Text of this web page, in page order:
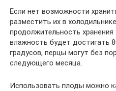
Если нет возможности
разместить их в
продолжительность хранения
влажность будет достигать
градусов, перцы могут без
следующего месяца.
Использовать плоды можно